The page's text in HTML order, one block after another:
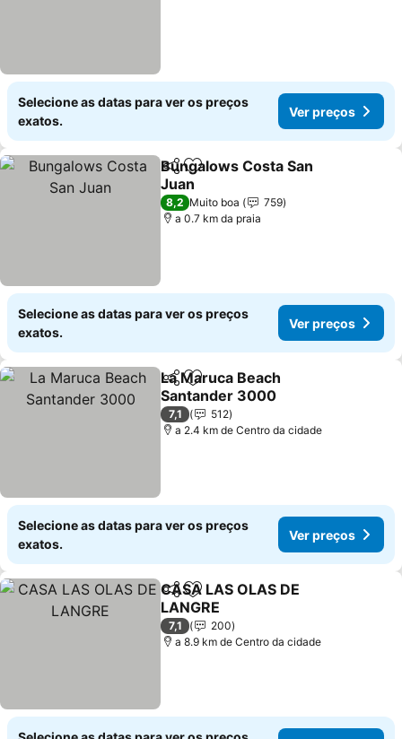
Selecione as datas para ver os preços
exatos.
Ver preços
PartilharAdicionar aos favoritos
Bungalows Costa San
Juan
Ver preços
8,2 Muito boa
759
a 0.7 km da praia
Selecione as datas para ver os preços
exatos.
Ver preços
PartilharAdicionar aos favoritos
La Maruca Beach
Santander 3000
Ver preços
7,1
512
a 2.4 km de Centro da cidade
Selecione as datas para ver os preços
exatos.
Ver preços
PartilharAdicionar aos favoritos
CASA LAS OLAS DE
LANGRE
Ver preços
7,1
200
a 8.9 km de Centro da cidade